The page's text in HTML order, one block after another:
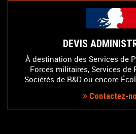
DEVIS
À destination des Services de
Forces militaires, Services de
Sociétés de R&D ou encore
Contactez-